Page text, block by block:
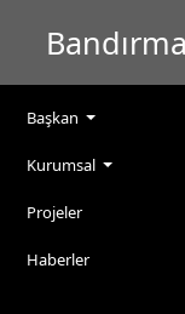
Başkan
Kurumsal
Projeler
Haberler